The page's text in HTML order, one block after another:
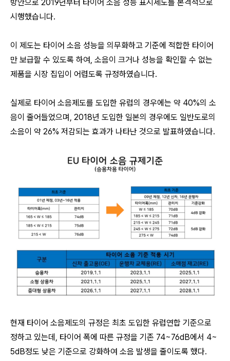
방안으로 2019년부터 타이어 소음 성능 표시제도를 본격적으로
시행했습니다.
이 제도는 타이어 소음 성능을 의무화하고 기준에 적합한 타이어
만 보급할 수 있도록 하여, 소음이 크거나 성능을 확인할 수 없는
제품을 시장 집입이 어렵도록 규정하였습니다.
실제로 타이어 소음제도를 도입한 유럽의 경우에는 약 40%의 소
음이 줄어들었으며, 2018년 도입한 일본의 경우에도 일반도로의
소음이 약 26% 저감되는 효과가 나타난 것으로 발표하였습니다.
현재 타이어 소음제도의 규정은 최초 도입한 유럽연합 기준으로
정하고 있는데, 타이어 폭에 따른 규정을 기존 74~76dB에서 4~
5dB정도 낮은 기준으로 강화하여 소음 발생을 줄이도록 했다.